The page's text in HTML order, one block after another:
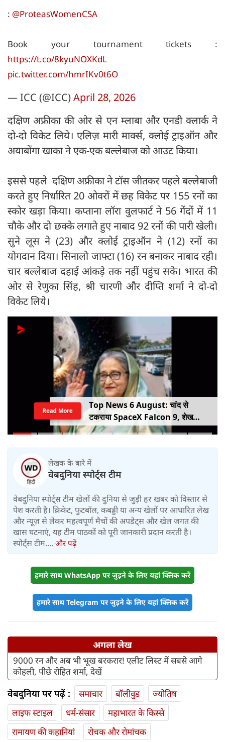
: @ProteasWomenCSA
Book your tournament tickets :
https://t.co/8kyuNOXKdL
pic.twitter.com/hmrIKv0t6O
— ICC (@ICC)April 28, 2026
दक्षिण अफ्रीका की ओर से एन म्लाबा और एनडी क्लार्क ने
दो-दो विकेट लिये। एलिज़ मारी मार्क्स, क्लोई ट्राइऑन और
अयाबोंगा खाका ने एक-एक बल्लेबाज को आउट किया।
इससे पहले दक्षिण अफ्रीका ने टॉस जीतकर पहले बल्लेबाजी
करते हुए निर्धारित 20 ओवरों में छह विकेट पर 155 रनों का
स्कोर खड़ा किया। कप्ताना लॉरा वुलफार्ट ने 56 गेंदों में 11
चौके और दो छक्के लगाते हुए नाबाद 92 रनों की पारी खेली।
सुने लूस ने (23) और क्लोई ट्राइऑन ने (12) रनों का
योगदान दिया। सिनालो जाफ्टा (16) रन बनाकर नाबाद रही।
चार बल्लेबाज दहाई आंकड़े तक नहीं पहुंच सके। भारत की
ओर से रेणुका सिंह, श्री चारणी और दीप्ति शर्मा ने दो-दो
विकेट लिये।
Top News 6 August: चांद से
टकराया SpaceX Falcon 9, शेख
हसीना की घर वापसी का ऐलान, MP में बस
Read More
लेखक के बारे में
वेबदुनिया स्पोर्ट्स टीम
वेबदुनिया स्पोर्ट्स टीम खेलों की दुनिया से जुड़ी हर खबर को विस्तार से
पेश करती है। क्रिकेट, फुटबॉल, कबड्डी या अन्य खेलों पर आधारित लेख
और न्यूज़ से लेकर महत्वपूर्ण मैचों की अपडेट्स और खेल जगत की
खास घटनाएं, यह टीम पाठकों को पूरी जानकारी प्रदान करती है।
स्पोर्ट्स टीम.... और पढ़ें
हमारे साथ WhatsApp पर जुड़ने के लिए यहां क्लिक करें
हमारे साथ Telegram पर जुड़ने के लिए यहां क्लिक करें
अगला लेख
9000 रन और अब भी भूख बरकरार! एलीट लिस्ट में सबसे आगे
कोहली, पीछे रोहित शर्मा, देखें
वेबदुनिया पर पढ़ें : समाचार बॉलीवुड
ज्योतिष
लाइफ स्‍टाइल
धर्म-संसार
महाभारत के किस्से
रामायण की कहानियां
रोचक और रोमांचक